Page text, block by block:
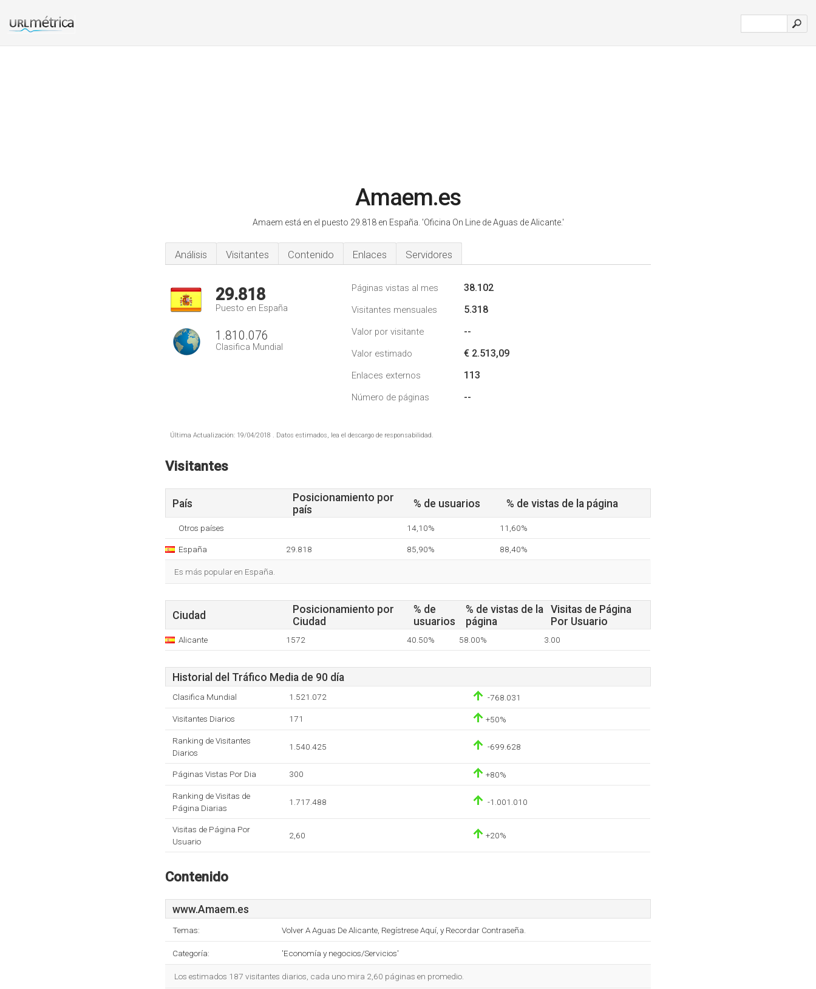
Amaem.es
Amaem está en el puesto 29.818 en España. 'Oficina On Line de Aguas de Alicante.'
Análisis Visitantes Contenido Enlaces Servidores
29.818
Puesto en España
1.810.076
Clasifica Mundial
Páginas vistas al mes 38.102
Visitantes mensuales 5.318
Valor por visitante --
Valor estimado € 2.513,09
Enlaces externos 113
Número de páginas --
Última Actualización: 19/04/2018 . Datos estimados, lea el descargo de responsabilidad.
Visitantes
País
Posicionamiento por
país
% de usuarios % de vistas de la página
Otros países 14,10% 11,60%
España 29.818 85,90% 88,40%
Es más popular en España.
Ciudad
Posicionamiento por
Ciudad
% de
usuarios
% de vistas de la
página
Visitas de Página
Por Usuario
Alicante 1572 40.50% 58.00% 3.00
Historial del Tráfico Media de 90 día
Clasifica Mundial 1.521.072 -768.031
Visitantes Diarios 171 +50%
Ranking de Visitantes
Diarios
1.540.425 -699.628
Páginas Vistas Por Dia 300 +80%
Ranking de Visitas de
Página Diarias
1.717.488 -1.001.010
Visitas de Página Por
Usuario
2,60 +20%
Contenido
www.Amaem.es
Temas: Volver A Aguas De Alicante, Regístrese Aquí, y Recordar Contraseña.
Categoría: 'Economía y negocios/Servicios'
Los estimados 187 visitantes diarios, cada uno mira 2,60 páginas en promedio.